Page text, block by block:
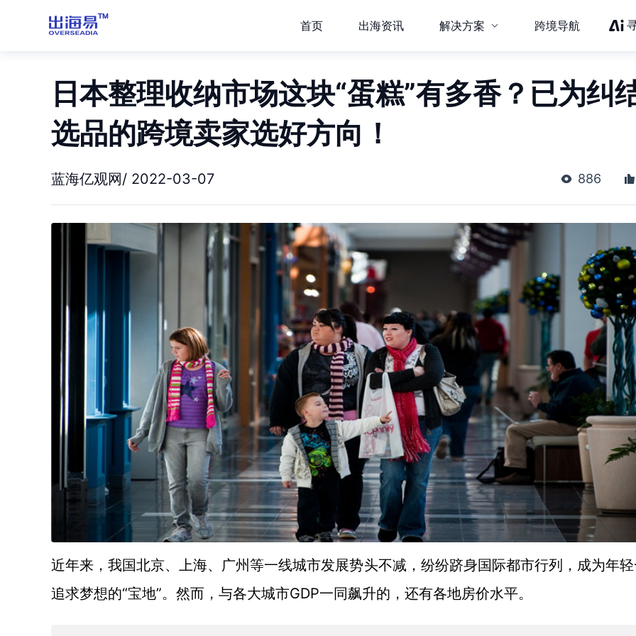
首页 出海资讯 解决方案 跨境导航
日本整理收纳市场这块“蛋糕”有多香？已为纠
选品的跨境卖家选好方向！
蓝海亿观网/ 2022-03-07 886
近年来，我国北京、上海、广州等一线城市发展势头不减，纷纷跻身国际都市行列，成为年
追求梦想的“宝地”。然而，与各大城市GDP一同飙升的，还有各地房价水平。